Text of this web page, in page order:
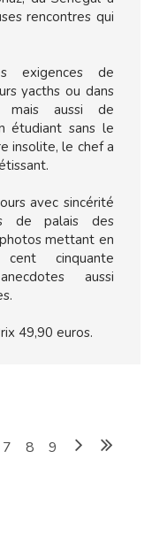
rencontres qui
exigences de
yacths ou dans
mais aussi de
étudiant sans le
insolite, le chef a
avec sincérité
de palais des
mettant en
cinquante
aussi
49,90 euros.
7 8 9